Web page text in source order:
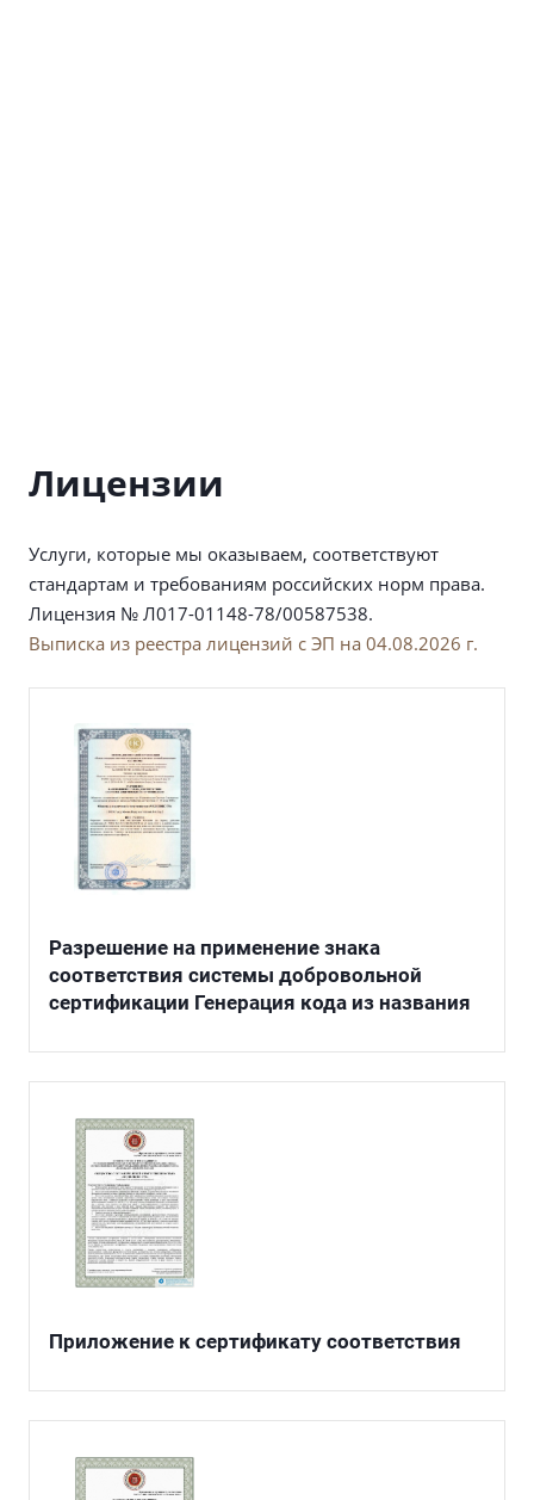
Лицензии
Услуги, которые мы оказываем, соответствуют
стандартам и требованиям российских норм права.
Лицензия № Л017-01148-78/00587538.
Выписка из реестра лицензий с ЭП на 04.08.2026 г.
Разрешение на применение знака
соответствия системы добровольной
сертификации Генерация кода из названия
Приложение к сертификату соответствия